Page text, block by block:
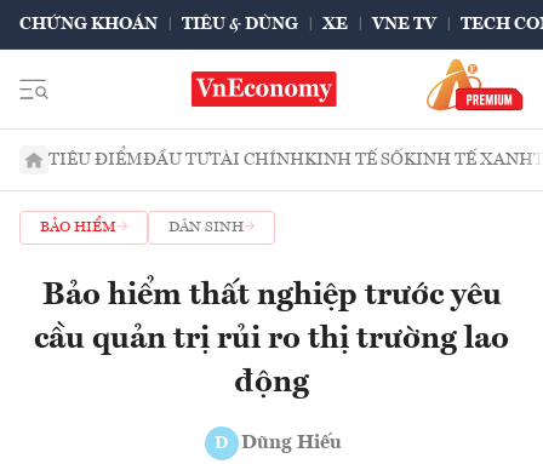
CHỨNG KHOÁN TIÊU & DÙNG XE VNE TV TECH
TIÊU ĐIỂMĐẦU TƯTÀI CHÍNHKINH TẾ SỐKINH TẾ XANH
BẢO HIỂM DÂN SINH
Bảo hiểm thất nghiệp trước yêu
cầu quản trị rủi ro thị trường lao
động
D Dũng Hiếu